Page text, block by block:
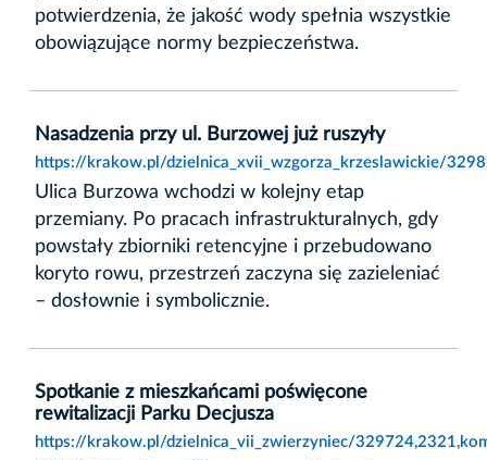
potwierdzenia, że jakość wody spełnia wszystkie
obowiązujące normy bezpieczeństwa.
Nasadzenia przy ul. Burzowej już ruszyły
https://krakow.pl/dzielnica_xvii_wzgorza_krzeslawickie/
Ulica Burzowa wchodzi w kolejny etap
przemiany. Po pracach infrastrukturalnych, gdy
powstały zbiorniki retencyjne i przebudowano
koryto rowu, przestrzeń zaczyna się zazieleniać
– dosłownie i symbolicznie.
Spotkanie z mieszkańcami poświęcone
rewitalizacji Parku Decjusza
https://krakow.pl/dzielnica_vii_zwierzyniec/